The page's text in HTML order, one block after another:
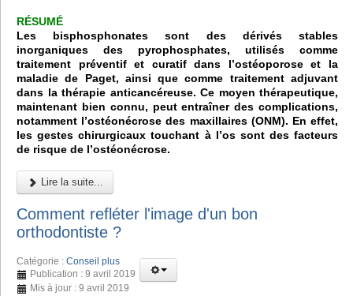
RÉSUMÉ
Les bisphosphonates sont des dérivés stables
inorganiques des pyrophosphates, utilisés comme
traitement préventif et curatif dans l’ostéoporose et la
maladie de Paget, ainsi que comme traitement adjuvant
dans la thérapie anticancéreuse. Ce moyen thérapeutique,
maintenant bien connu, peut entraîner des complications,
notamment l’ostéonécrose des maxillaires (ONM). En effet,
les gestes chirurgicaux touchant à l’os sont des facteurs
de risque de l’ostéonécrose.
Lire la suite...
Comment refléter l'image d'un bon
orthodontiste ?
Catégorie : Conseil plus
Publication : 9 avril 2019
Mis à jour : 9 avril 2019